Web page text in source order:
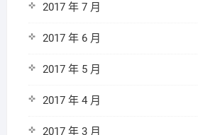
2017 年 7 月
2017 年 6 月
2017 年 5 月
2017 年 4 月
2017 年 3 月